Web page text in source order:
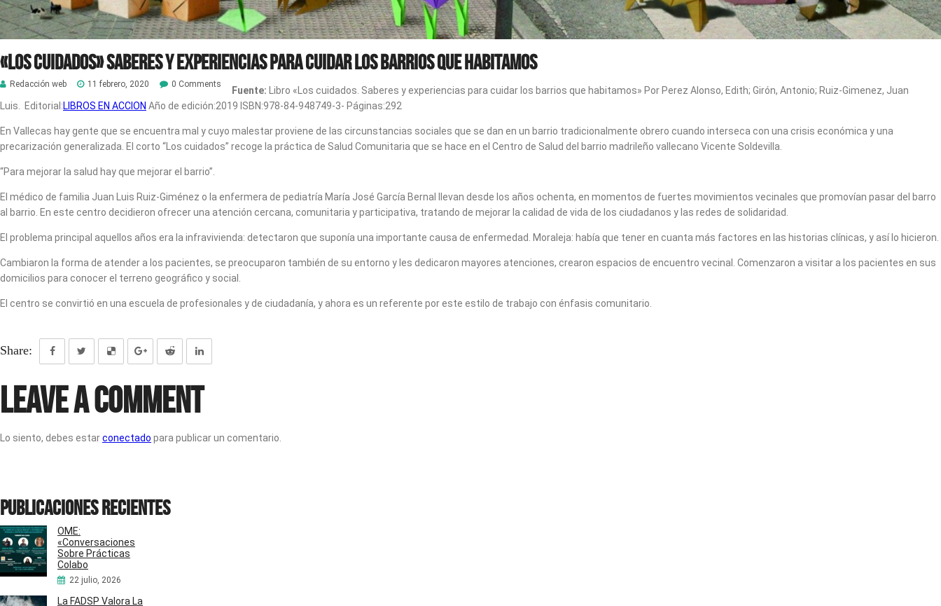
«Los cuidados» Saberes y experiencias para cuidar los barrios que habitamos
Redacción web 11 febrero, 2020 0 Comments
Fuente: Libro «Los cuidados. Saberes y experiencias para cuidar los barrios que habitamos» Por Perez Alonso, Edith; Girón, Antonio; Ruiz-Gimenez, Juan
Luis. Editorial:LIBROS EN ACCION Año de edición:2019 ISBN:978-84-948749-3- Páginas:292
En Vallecas hay gente que se encuentra mal y cuyo malestar proviene de las circunstancias sociales que se dan en un barrio tradicionalmente obrero cuando interseca con una crisis económica y una
precarización generalizada. El corto “Los cuidados” recoge la práctica de Salud Comunitaria que se hace en el Centro de Salud del barrio madrileño vallecano Vicente Soldevilla.
“Para mejorar la salud hay que mejorar el barrio”.
El médico de familia Juan Luis Ruiz-Giménez o la enfermera de pediatría María José García Bernal llevan desde los años ochenta, en momentos de fuertes movimientos vecinales que promovían pasar del barro
al barrio. En este centro decidieron ofrecer una atención cercana, comunitaria y participativa, tratando de mejorar la calidad de vida de los ciudadanos y las redes de solidaridad.
El problema principal aquellos años era la infravivienda: detectaron que suponía una importante causa de enfermedad. Moraleja: había que tener en cuanta más factores en las historias clínicas, y así lo hicieron.
Cambiaron la forma de atender a los pacientes, se preocuparon también de su entorno y les dedicaron mayores atenciones, crearon espacios de encuentro vecinal. Comenzaron a visitar a los pacientes en sus
domicilios para conocer el terreno geográfico y social.
El centro se convirtió en una escuela de profesionales y de ciudadanía, y ahora es un referente por este estilo de trabajo con énfasis comunitario.
Share:
Leave a Comment
Lo siento, debes estarconectado para publicar un comentario.
Publicaciones recientes
OME:
«Conversaciones
Sobre Prácticas
Colabo
22 julio, 2026
La FADSP Valora La